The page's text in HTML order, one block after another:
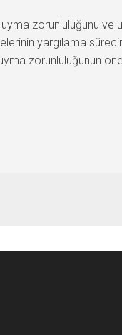
zorunluluğunu ve
yargılama
zorunluluğunun